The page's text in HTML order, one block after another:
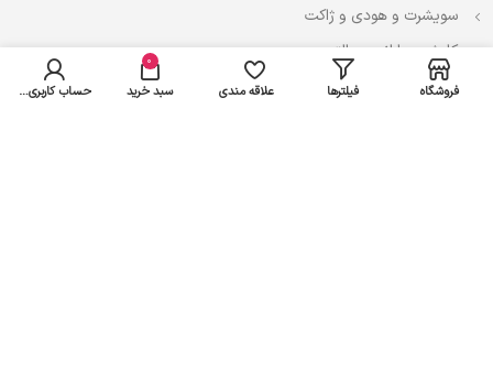
سویشرت و هودی و ژاکت
کاپشن، بارانی و پالتو
فروشگاه فیلترها علاقه مندی
0
سبد خرید حساب کاربری من